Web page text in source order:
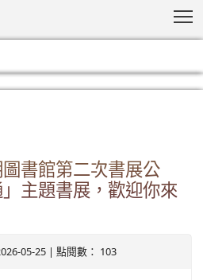
書館第二次書展公
主題書展，歡迎你來
05-25 | 點閱數： 103